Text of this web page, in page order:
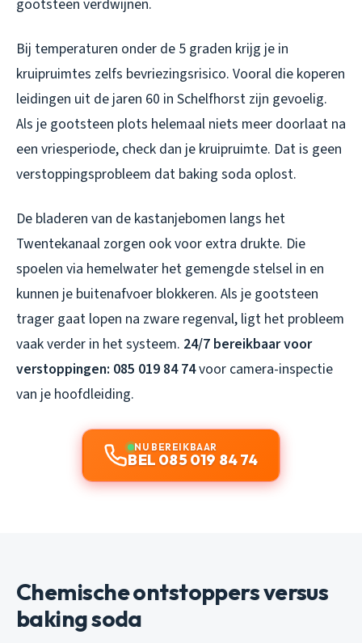
gootsteen verdwijnen.
Bij temperaturen onder de 5 graden krijg je in
kruipruimtes zelfs bevriezingsrisico. Vooral die koperen
leidingen uit de jaren 60 in Schelfhorst zijn gevoelig.
Als je gootsteen plots helemaal niets meer doorlaat na
een vriesperiode, check dan je kruipruimte. Dat is geen
verstoppingsprobleem dat baking soda oplost.
De bladeren van de kastanjebomen langs het
Twentekanaal zorgen ook voor extra drukte. Die
spoelen via hemelwater het gemengde stelsel in en
kunnen je buitenafvoer blokkeren. Als je gootsteen
trager gaat lopen na zware regenval, ligt het probleem
vaak verder in het systeem. 24/7 bereikbaar voor
verstoppingen: 085 019 84 74voor camera-inspectie
van je hoofdleiding.
NU BEREIKBAAR
BEL 085 019 84 74
Chemische ontstoppers versus
baking soda